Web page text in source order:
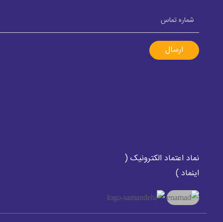
ارسال
نماد اعتماد الکترونیک (
اینماد )